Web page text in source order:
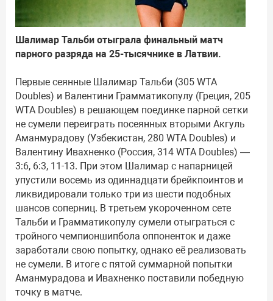
Шалимар Тальби отыграла финальный матч
парного разряда на 25-тысячнике в Латвии.
Первые сеянные Шалимар Тальби (305 WTA
Doubles) и Валентини Грамматикопулу (Греция, 205
WTA Doubles) в решающем поединке парной сетки
не сумели переиграть посеянных вторыми Акгуль
Аманмурадову (Узбекистан, 280 WTA Doubles) и
Валентину Ивахненко (Россия, 314 WTA Doubles) —
3:6, 6:3, 11-13. При этом Шалимар с напарницей
упустили восемь из одиннадцати брейкпоинтов и
ликвидировали только три из шести подобных
шансов соперниц. В третьем укороченном сете
Тальби и Грамматикопулу сумели отыграться с
тройного чемпионшипбола оппоненток и даже
заработали свою попытку, однако её реализовать
не сумели. В итоге с пятой суммарной попытки
Аманмурадова и Ивахненко поставили победную
точку в матче.